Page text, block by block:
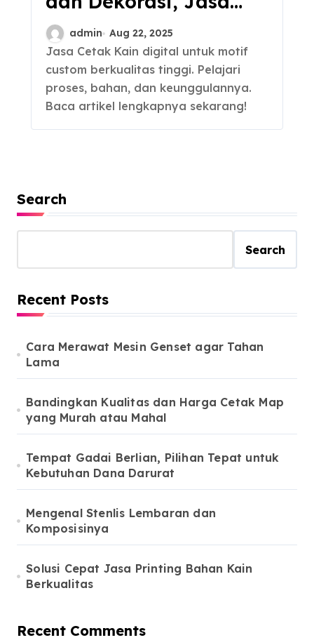
Cetak Kain Digital
admin Aug 22, 2025
Jasa Cetak Kain digital untuk motif
custom berkualitas tinggi. Pelajari
proses, bahan, dan keunggulannya.
Baca artikel lengkapnya sekarang!
Search
Search
Recent Posts
Cara Merawat Mesin Genset agar Tahan
Lama
Bandingkan Kualitas dan Harga Cetak Map
yang Murah atau Mahal
Tempat Gadai Berlian, Pilihan Tepat untuk
Kebutuhan Dana Darurat
Mengenal Stenlis Lembaran dan
Komposisinya
Solusi Cepat Jasa Printing Bahan Kain
Berkualitas
Recent Comments